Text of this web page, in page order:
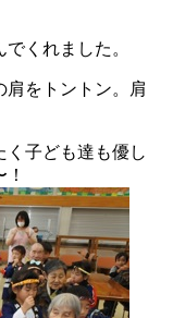
くれました。
肩をトントン。肩
く子ども達も優し